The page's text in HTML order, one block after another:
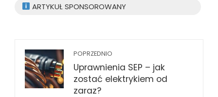
ARTYKUŁ SPONSOROWANY
POPRZEDNIO
Uprawnienia SEP – jak
zostać elektrykiem od
zaraz?